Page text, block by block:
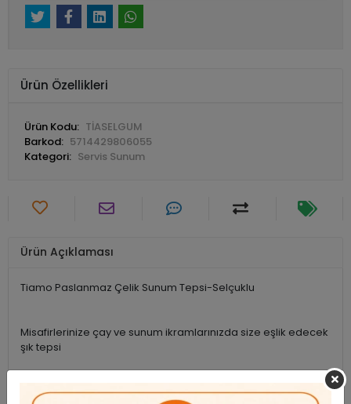
Ürün Özellikleri
Ürün Kodu: TİASELGUM
Barkod: 5714429806055
Kategori: Servis Sunum
Ürün Açıklaması
Tiamo Paslanmaz Çelik Sunum Tepsi-Selçuklu
Misafirlerinize çay ve sunum ikramlarınızda size eşlik edecek
şık tepsi